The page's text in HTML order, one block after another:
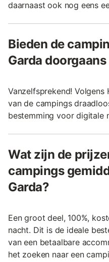
daarnaast ook nog eens
Bieden de
Garda
Vanzelfsprekend! Volgens
van de campings
bestemming voor digitale
Wat zijn de
campings
Garda?
Een groot deel, 100%,
nacht. Dit is de ideale
van een betaalbare
het zoeken naar een